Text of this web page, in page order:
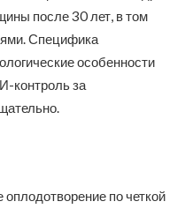
после 30 лет, в том
Специфика
особенности
контроль за
по четкой